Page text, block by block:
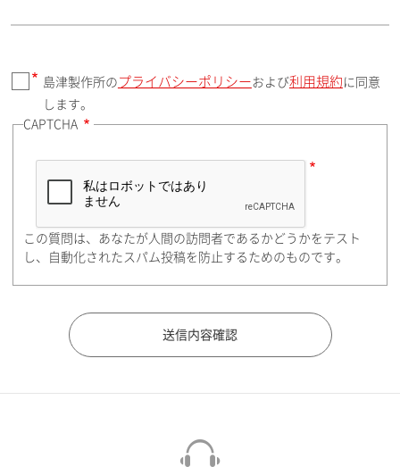
郵便番号（勤務先）
住所検索
都道府県（勤務先）
島津製作所の プライバシーポリシー および利用規約 に同意
します。
CAPTCHA
この質問は、あなたが人間の訪問者であるかどうかをテスト
し、自動化されたスパム投稿を防止するためのものです。